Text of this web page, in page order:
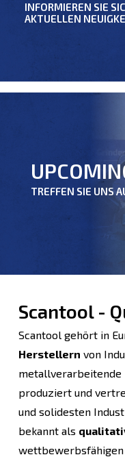
INFORMIEREN SIE
AKTUELLEN
TREFFEN SIE UNS
Scantool -
Scantool gehört in
Herstellern von
metallverarbeitende
produziert und
und solidesten
bekannt als
wettbewerbsfähigen